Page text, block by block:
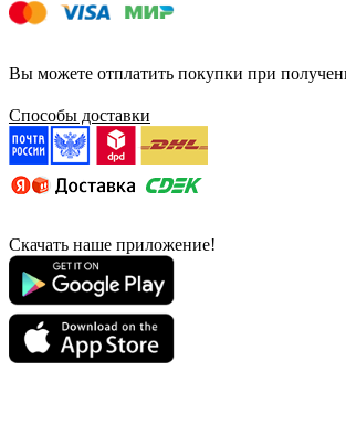
Вы можете отплатить покупки при
Способы доставки
Скачать наше приложение!